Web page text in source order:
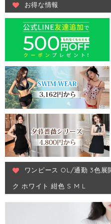
お得な情報
ワンピース OL/通勤 3色展
ク ホワイト 紺色 S M L